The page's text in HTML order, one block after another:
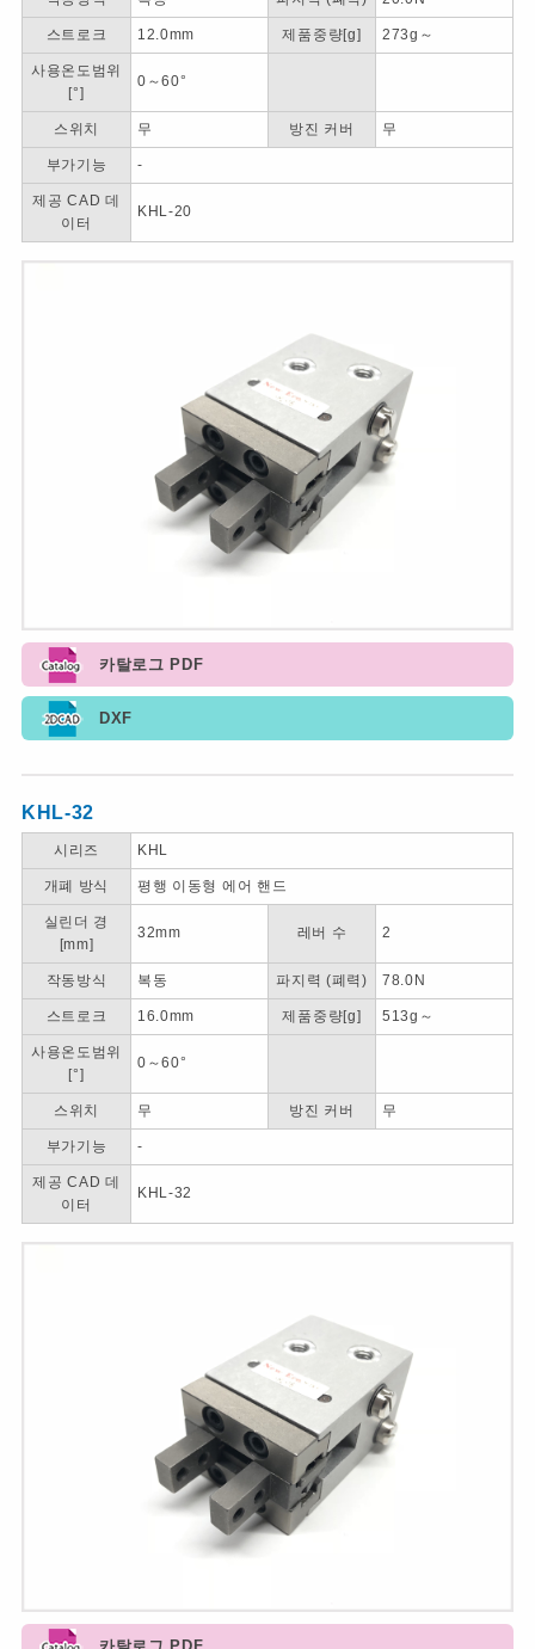
스트로크 12.0mm 제품중량[g] 273g～
사용온도범위
[°]
0～60°
스위치 무 방진 커버 무
부가기능 -
제공 CAD 데
이터
KHL-20
카탈로그 PDF
DXF
KHL-32
시리즈 KHL
개폐 방식 평행 이동형 에어 핸드
실린더 경
[mm]
32mm 레버 수 2
작동방식 복동 파지력 (폐력) 78.0N
스트로크 16.0mm 제품중량[g] 513g～
사용온도범위
[°]
0～60°
스위치 무 방진 커버 무
부가기능 -
제공 CAD 데
이터
KHL-32